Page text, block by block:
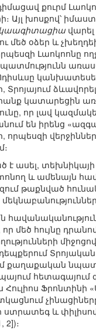
քուրմ
Այլ խոսքով՝
վարել
մեծ օձեր և
Լաոկոոնը
Տրոյայում
կատարեցին
որ լավ
են իրենց
որպեսզի
ասել, տեխնիկայի
և ամենայն
թաքնված
մեծ հույնը
քաղաքական
հետագայում
Հուլիոս
ստրատեգ և